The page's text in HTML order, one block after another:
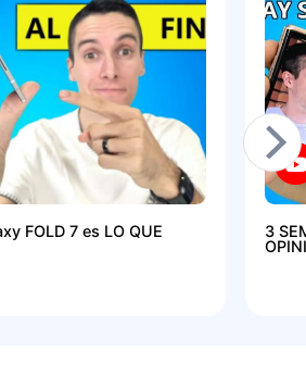
FOLD 7 es LO QUE
3